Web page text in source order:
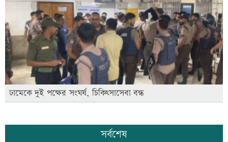
ঢামেকে দুই পক্ষের সংঘর্ষ, চিকিৎসাসেবা বন্ধ
সর্বশেষ